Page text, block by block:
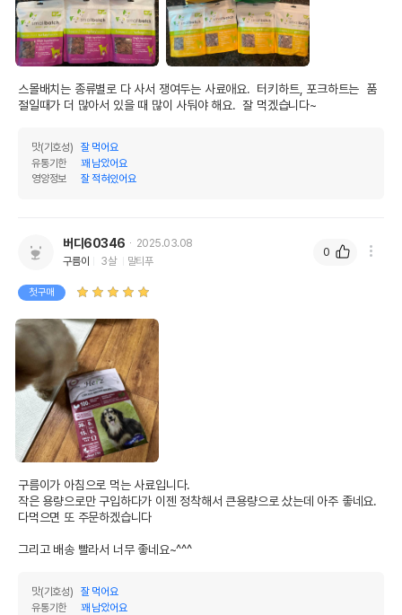
스몰배치는 종류별로 다 사서 쟁여두는 사료애요.  터키하트, 포크하트는  품
절일때가 더 많아서 있을 때 많이 사둬야 해요.  잘 먹겠습니다~
맛(기호성)
잘 먹어요
유통기한
꽤 남았어요
영양정보
잘 적혀있어요
버디60346
2025.03.08
구름이
3살 말티푸
첫구매
구름이가 아침으로 먹는 사료입니다.
작은 용량으로만 구입하다가 이젠 정착해서 큰용량으로 샀는데 아주 좋네요.
다먹으면 또 주문하겠습니다
그리고 배송 빨라서 너무 좋네요~^^^
맛(기호성)
잘 먹어요
유통기한
꽤 남았어요
0